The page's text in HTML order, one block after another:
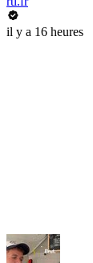
il y a 16 heures